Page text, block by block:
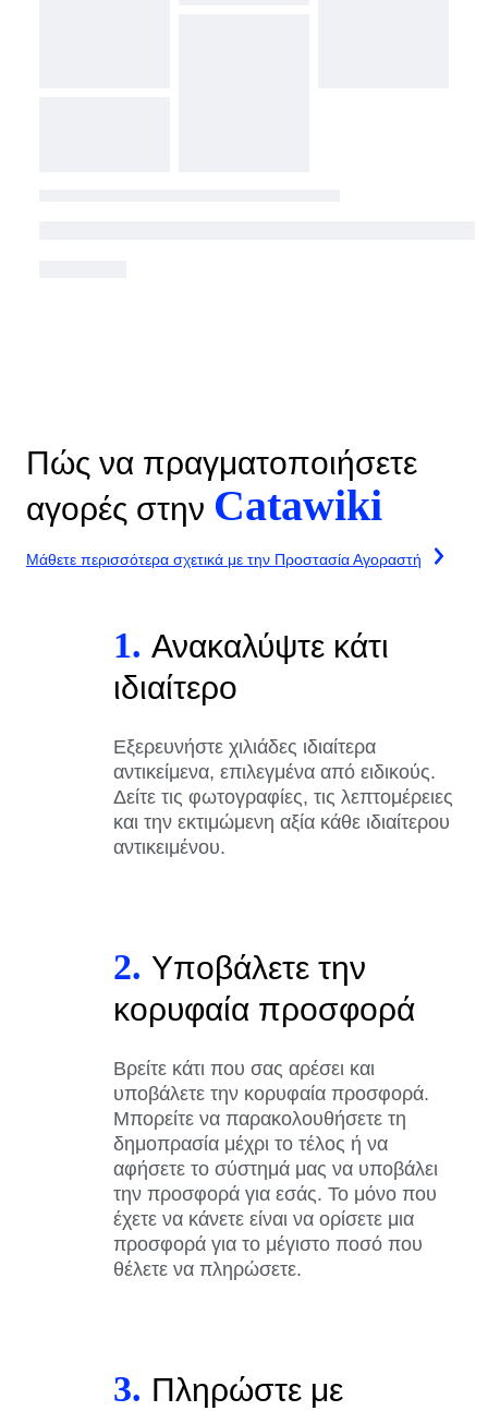
Πώς να πραγματοποιήσετε
αγορές στην Catawiki
Μάθετε περισσότερα σχετικά με την Προστασία Αγοραστή
1. Ανακαλύψτε κάτι
ιδιαίτερο
Εξερευνήστε χιλιάδες ιδιαίτερα
αντικείμενα, επιλεγμένα από ειδικούς.
Δείτε τις φωτογραφίες, τις λεπτομέρειες
και την εκτιμώμενη αξία κάθε ιδιαίτερου
αντικειμένου.
2. Υποβάλετε την
κορυφαία προσφορά
Βρείτε κάτι που σας αρέσει και
υποβάλετε την κορυφαία προσφορά.
Μπορείτε να παρακολουθήσετε τη
δημοπρασία μέχρι το τέλος ή να
αφήσετε το σύστημά μας να υποβάλει
την προσφορά για εσάς. Το μόνο που
έχετε να κάνετε είναι να ορίσετε μια
προσφορά για το μέγιστο ποσό που
θέλετε να πληρώσετε.
3. Πληρώστε με